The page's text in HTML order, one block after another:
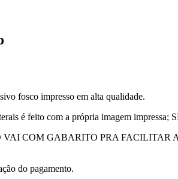
fosco impresso em alta qualidade.
é feito com a própria imagem
VAI COM GABARITO PRA FACILITAR
do pagamento.